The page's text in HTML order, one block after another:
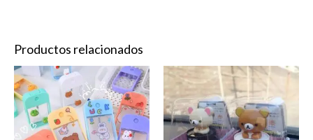
Productos relacionados
Perfumero
Kawaii
cantidad
CABEZON
OSO
cantidad